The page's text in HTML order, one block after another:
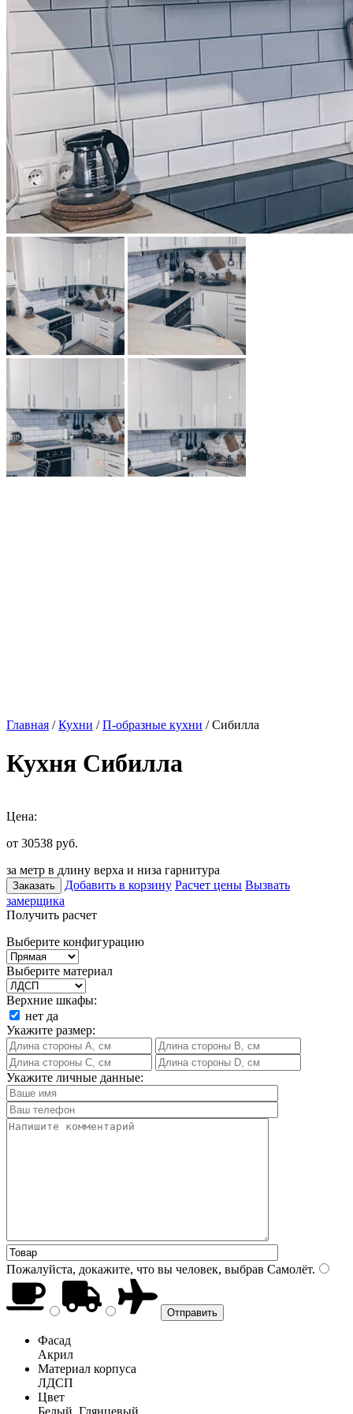
Главная /Кухни /П-образные кухни / Сибилла
Кухня Сибилла
Цена:
от 30538 руб.
за метр в длину верха и низа гарнитура
Заказать Добавить в корзину Расчет цены Вызвать
замерщика
Получить расчет
Выберите конфигурацию
Выберите материал
Верхние шкафы:
нет да
Укажите размер:
Укажите личные данные:
Пожалуйста, докажите, что вы человек, выбрав Самолёт.
Фасад
Акрил
Материал корпуса
ЛДСП
Цвет
Белый, Глянцевый